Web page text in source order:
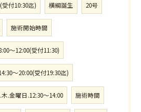
受付10:30迄) 横綱誕生 20号
施術開始時間
〜12:00(受付11:30)
〜20:00(受付19:30迄)
木.金曜日.12:30〜14:00 施術時間